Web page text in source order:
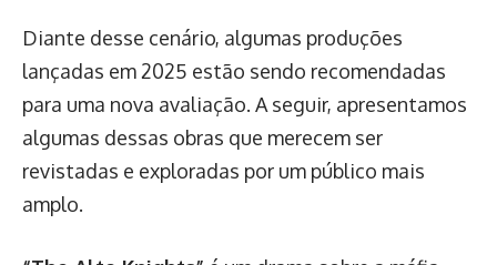
Diante desse cenário, algumas produções
lançadas em 2025 estão sendo recomendadas
para uma nova avaliação. A seguir, apresentamos
algumas dessas obras que merecem ser
revistadas e exploradas por um público mais
amplo.